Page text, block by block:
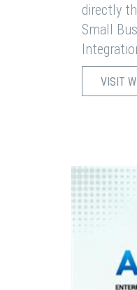
directly
Small
VISIT